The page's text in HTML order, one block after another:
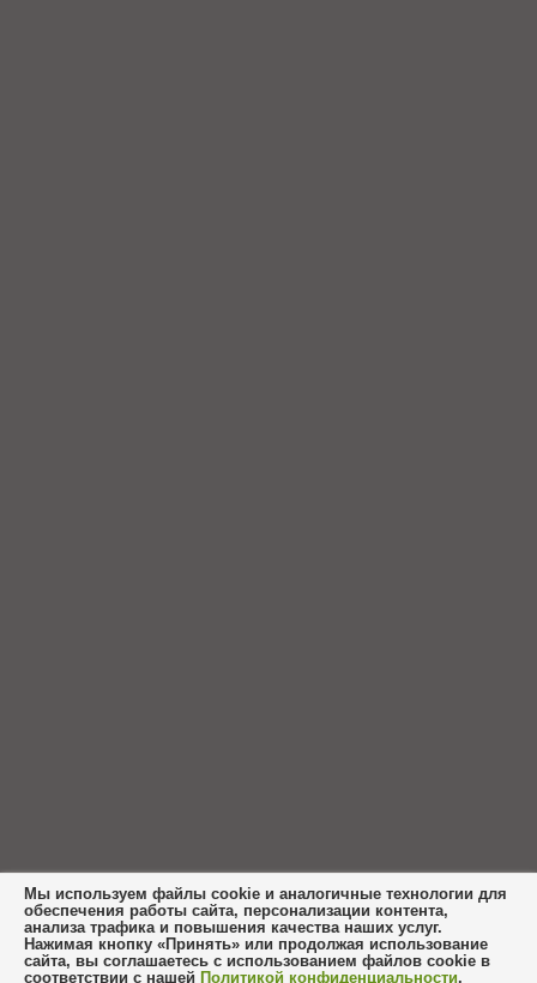
Мы используем файлы cookie и аналогичные технологии для
обеспечения работы сайта, персонализации контента,
анализа трафика и повышения качества наших услуг.
Нажимая кнопку «Принять» или продолжая использование
сайта, вы соглашаетесь с использованием файлов cookie в
соответствии с нашей Политикой конфиденциальности.